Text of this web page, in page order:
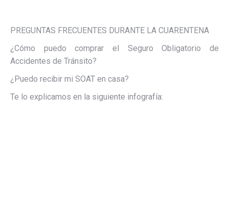
PREGUNTAS FRECUENTES DURANTE LA CUARENTENA
¿Cómo puedo comprar el Seguro Obligatorio de
Accidentes de Tránsito?
¿Puedo recibir mi SOAT en casa?
Te lo explicamos en la siguiente infografía: